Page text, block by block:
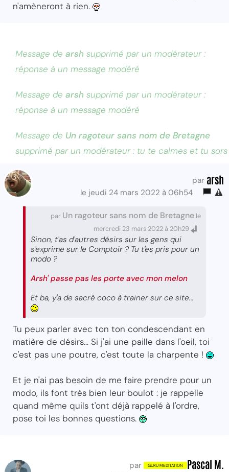
n'amèneront à rien.
Message de arsh supprimé par un modérateur :
réponse à un message modéré
Message de arsh supprimé par un modérateur :
réponse à un message modéré
Message de Un ragoteur sans nom de Bretagne
supprimé par un modérateur : tu te calmes et tu sors
par arsh
le jeudi 24 mars 2022 à 06h54
par Un ragoteur sans nom de Bretagne le
mercredi 23 mars 2022 à 20h29
Sinon, t'as d'autres désirs sur les gens qui
s'exprime sur le Comptoir ? Tu t'es pris pour un
modo ?
Arsh' passe pas les porte avec mon melon
Et ba, y'a de sacré coco à trainer sur ce site...
Tu peux parler avec ton ton condescendant en
matière de désirs... Si j'ai une paille dans l'oeil, toi
c'est pas une poutre, c'est toute la charpente !
Et je n'ai pas besoin de me faire prendre pour un
modo, ils font très bien leur boulot : je rappelle
quand même quils t'ont déjà rappelé à l'ordre,
pose toi les bonnes questions.
par Pascal M.